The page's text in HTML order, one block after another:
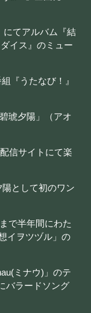
にてアルバム『結
イス』のミュー
『うたなび！』
琥夕陽」（アオ
信サイトにて楽
として初のワン
で半年間にわた
イヲツヅル」の
ミナウ)」のテ
バラードソング